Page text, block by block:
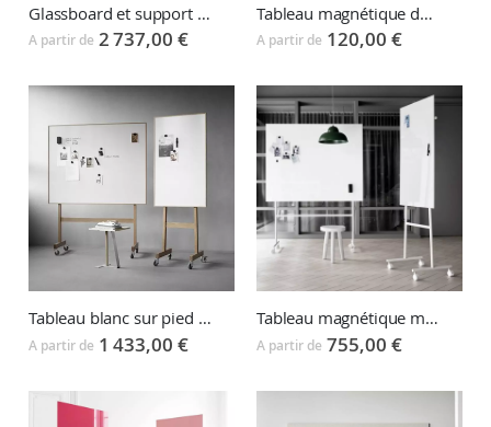
Glassboard et support TV MOOD Conference
A partir de 2 737,00 €
Tableau magnétique design FLOW WALL
A partir de 120,00 €
Tableau blanc sur pied WOOD WHITEBOARD
A partir de 1 433,00 €
Tableau magnétique mobile MONO glassboard
A partir de 755,00 €